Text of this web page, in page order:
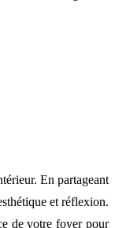
En partageant
et réflexion.
de votre foyer pour